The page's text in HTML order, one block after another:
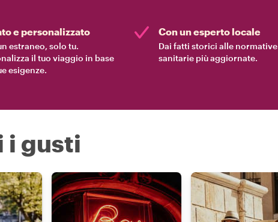
e personalizzato
estraneo, solo tu.
il tuo viaggio in base
esigenze.
Con un esperto locale
Dai fatti storici alle normative
sanitarie più aggiornate.
i gusti